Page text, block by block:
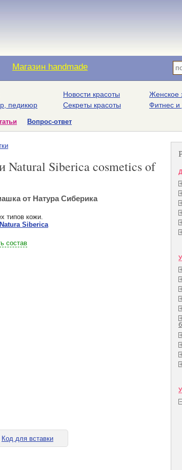
Магазин handmade
педикюр
Новости красоты
Секреты красоты
Женское
Фитнес и
Вопрос-ответ
Natural Siberica cosmetics of
от Натура Сиберика
типов кожи.
Natura Siberica
состав
Код для вставки